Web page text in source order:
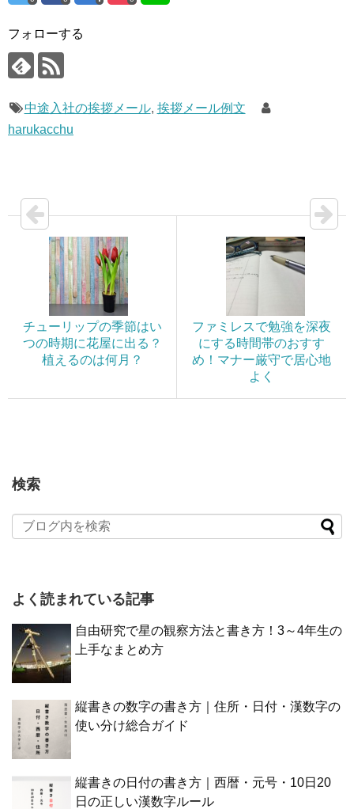
フォローする
中途入社の挨拶メール, 挨拶メール例文
harukacchu
チューリップの季節はい
つの時期に花屋に出る？
植えるのは何月？
ファミレスで勉強を深夜
にする時間帯のおすす
め！マナー厳守で居心地
よく
検索
よく読まれている記事
自由研究で星の観察方法と書き方！3～4年生の
上手なまとめ方
縦書きの数字の書き方｜住所・日付・漢数字の
使い分け総合ガイド
縦書きの日付の書き方｜西暦・元号・10日20
日の正しい漢数字ルール